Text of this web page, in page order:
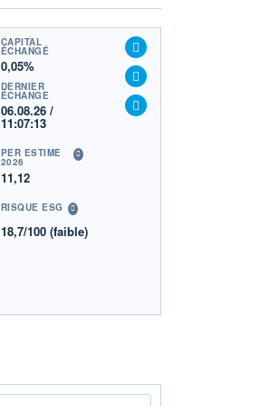
CAPITAL
ÉCHANGÉ
0,05%
DERNIER
ÉCHANGE
06.08.26 /
11:07:13
PER ESTIMÉ
2026
11,12
RISQUE ESG
18,7/100 (faible)